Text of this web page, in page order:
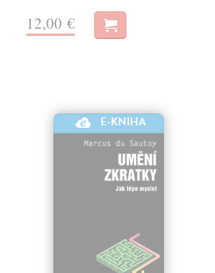
12,00 €
E-KNIHA